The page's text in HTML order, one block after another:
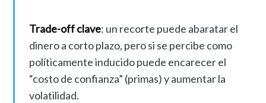
Trade-off clave: un recorte puede abaratar el
dinero a corto plazo, pero si se percibe como
políticamente inducido puede encarecer el
“costo de confianza” (primas) y aumentar la
volatilidad.